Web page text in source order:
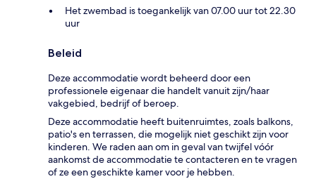
Het zwembad is toegankelijk van 07.00 uur tot 22.30
uur
Beleid
Deze accommodatie wordt beheerd door een
professionele eigenaar die handelt vanuit zijn/haar
vakgebied, bedrijf of beroep.
Deze accommodatie heeft buitenruimtes, zoals balkons,
patio's en terrassen, die mogelijk niet geschikt zijn voor
kinderen. We raden aan om in geval van twijfel vóór
aankomst de accommodatie te contacteren en te vragen
of ze een geschikte kamer voor je hebben.